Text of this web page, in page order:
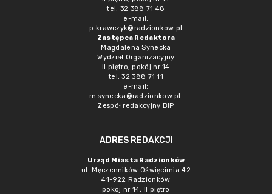
tel. 32 388 71 48
e-mail:
p.krawczyk@radzionkow.pl
Zastępca Redaktora
Magdalena Synecka
Wydział Organizacyjny
II piętro, pokój nr 14
tel. 32 388 71 11
e-mail:
m.synecka@radzionkow.pl
Zespół redakcyjny BIP
ADRES REDAKCJI
Urząd Miasta Radzionków
ul. Męczenników Oświęcimia 42
41-922 Radzionków
pokój nr 14, II piętro